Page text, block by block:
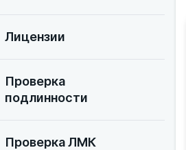
Лицензии
Проверка
подлинности
Проверка ЛМК